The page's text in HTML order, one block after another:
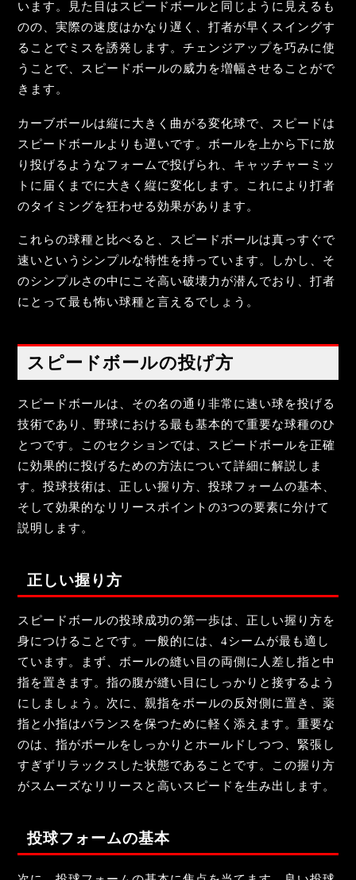
います。見た目はスピードボールと同じように見えるも
のの、実際の速度はかなり遅く、打者が早くスイングす
ることでミスを誘発します。チェンジアップを巧みに使
うことで、スピードボールの威力を増幅させることがで
きます。
カーブボールは縦に大きく曲がる変化球で、スピードは
スピードボールよりも遅いです。ボールを上から下に放
り投げるようなフォームで投げられ、キャッチャーミッ
トに届くまでに大きく縦に変化します。これにより打者
のタイミングを狂わせる効果があります。
これらの球種と比べると、スピードボールは真っすぐで
速いというシンプルな特性を持っています。しかし、そ
のシンプルさの中にこそ高い破壊力が潜んでおり、打者
にとって最も怖い球種と言えるでしょう。
スピードボールの投げ方
スピードボールは、その名の通り非常に速い球を投げる
技術であり、野球における最も基本的で重要な球種のひ
とつです。このセクションでは、スピードボールを正確
に効果的に投げるための方法について詳細に解説しま
す。投球技術は、正しい握り方、投球フォームの基本、
そして効果的なリリースポイントの3つの要素に分けて
説明します。
正しい握り方
スピードボールの投球成功の第一歩は、正しい握り方を
身につけることです。一般的には、4シームが最も適し
ています。まず、ボールの縫い目の両側に人差し指と中
指を置きます。指の腹が縫い目にしっかりと接するよう
にしましょう。次に、親指をボールの反対側に置き、薬
指と小指はバランスを保つために軽く添えます。重要な
のは、指がボールをしっかりとホールドしつつ、緊張し
すぎずリラックスした状態であることです。この握り方
がスムーズなリリースと高いスピードを生み出します。
投球フォームの基本